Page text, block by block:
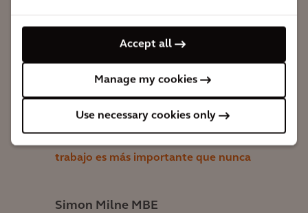
Accept all
Manage my cookies
Use necessary cookies only
pionera para Escocia y el mundo. En un
momento en que casi una cuarta parte
de las especies de plantas del mundo
están en peligro de extinción, nuestro
trabajo es más importante que nunca
Simon Milne MBE